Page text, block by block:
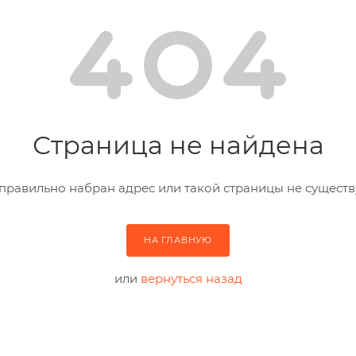
Страница не найдена
набран адрес или такой страницы не
НА ГЛАВНУЮ
или вернуться назад